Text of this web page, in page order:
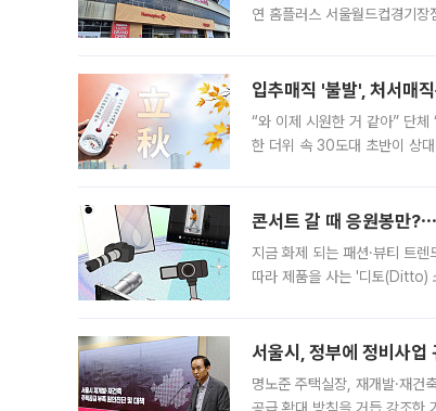
연 홈플러스 서울월드컵경기
입추매직 '불발', 처서매
“와 이제 시원한 거 같아” 단
한 더위 속 30도대 초반이 상
콘서트 갈 때 응원봉만
지금 화제 되는 패션·뷰티 트
따라 제품을 사는 '디토(Ditto)
서울시, 정부에 정비사
명노준 주택실장, 재개발·재건